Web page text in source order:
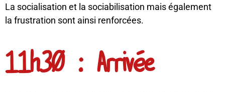
La socialisation et la sociabilisation mais également
la frustration sont ainsi renforcées.
11h30 : Arrivée